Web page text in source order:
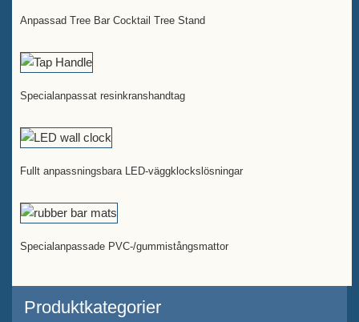
Anpassad Tree Bar Cocktail Tree Stand
Specialanpassat resinkranshandtag
Fullt anpassningsbara LED-väggklockslösningar
Specialanpassade PVC-/gummistångsmattor
Produktkategorier